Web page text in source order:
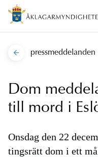
pressmeddelanden
Dom
till mord i
Onsdag den 22
tingsrätt dom i ett